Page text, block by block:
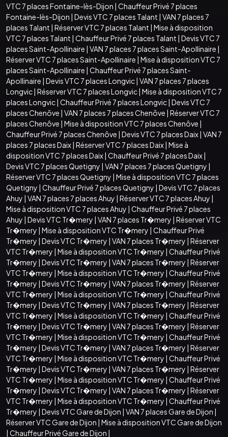
VTC 7 places Fontaine-lès-Dijon | Chauffeur Privé 7 places
Fontaine-lès-Dijon | Devis VTC 7 places Talant | VAN 7 places 7
places Talant | Réserver VTC 7 places Talant | Mise à disposition
VTC 7 places Talant | Chauffeur Privé 7 places Talant | Devis VTC 7
places Saint-Apollinaire | VAN 7 places 7 places Saint-Apollinaire |
Réserver VTC 7 places Saint-Apollinaire | Mise à disposition VTC 7
places Saint-Apollinaire | Chauffeur Privé 7 places Saint-
Apollinaire | Devis VTC 7 places Longvic| VAN 7 places 7 places
Longvic| Réserver VTC 7 places Longvic| Mise à disposition VTC 7
places Longvic| Chauffeur Privé 7 places Longvic| Devis VTC 7
places Chenôve | VAN 7 places 7 places Chenôve | Réserver VTC 7
places Chenôve | Mise à disposition VTC 7 places Chenôve |
Chauffeur Privé 7 places Chenôve | Devis VTC 7 places Daix| VAN 7
places 7 places Daix| Réserver VTC 7 places Daix| Mise à
disposition VTC 7 places Daix| Chauffeur Privé 7 places Daix|
Devis VTC 7 places Quetigny | VAN 7 places 7 places Quetigny |
Réserver VTC 7 places Quetigny | Mise à disposition VTC 7 places
Quetigny | Chauffeur Privé 7 places Quetigny | Devis VTC 7 places
Ahuy | VAN 7 places 7 places Ahuy | Réserver VTC 7 places Ahuy |
Mise à disposition VTC 7 places Ahuy | Chauffeur Privé 7 places
Ahuy | Devis VTC Tr�mery | VAN 7 places Tr�mery | Réserver VTC
Tr�mery | Mise à disposition VTC Tr�mery | Chauffeur Privé
Tr�mery | Devis VTC Tr�mery | VAN 7 places Tr�mery | Réserver
VTC Tr�mery | Mise à disposition VTC Tr�mery | Chauffeur Privé
Tr�mery | Devis VTC Tr�mery | VAN 7 places Tr�mery | Réserver
VTC Tr�mery | Mise à disposition VTC Tr�mery | Chauffeur Privé
Tr�mery | Devis VTC Tr�mery | VAN 7 places Tr�mery | Réserver
VTC Tr�mery | Mise à disposition VTC Tr�mery | Chauffeur Privé
Tr�mery | Devis VTC Tr�mery | VAN 7 places Tr�mery | Réserver
VTC Tr�mery | Mise à disposition VTC Tr�mery | Chauffeur Privé
Tr�mery | Devis VTC Tr�mery | VAN 7 places Tr�mery | Réserver
VTC Tr�mery | Mise à disposition VTC Tr�mery | Chauffeur Privé
Tr�mery | Devis VTC Tr�mery | VAN 7 places Tr�mery | Réserver
VTC Tr�mery | Mise à disposition VTC Tr�mery | Chauffeur Privé
Tr�mery | Devis VTC Tr�mery | VAN 7 places Tr�mery | Réserver
VTC Tr�mery | Mise à disposition VTC Tr�mery | Chauffeur Privé
Tr�mery | Devis VTC Tr�mery | VAN 7 places Tr�mery | Réserver
VTC Tr�mery | Mise à disposition VTC Tr�mery | Chauffeur Privé
Tr�mery | Devis VTC Gare de Dijon | VAN 7 places Gare de Dijon |
Réserver VTC Gare de Dijon | Mise à disposition VTC Gare de Dijon
| Chauffeur Privé Gare de Dijon |